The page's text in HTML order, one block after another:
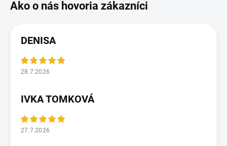
DENISA
28.7.2026
IVKA TOMKOVÁ
27.7.2026